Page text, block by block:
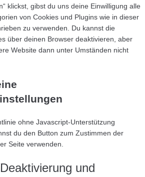
klickst, gibst du uns deine Einwilligung alle
von Cookies und Plugins wie in dieser
zu verwenden. Du kannst die
über deinen Browser deaktivieren, aber
Website dann unter Umständen nicht
ohne Javascript-Unterstützung
du den Button zum Zustimmen der
Seite verwenden.
und